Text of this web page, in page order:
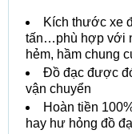
Kích thước xe
tấn…phù hợp với
hẻm, hầm chung
Đồ đạc được
vận chuyển
Hoàn tiền
hay hư hỏng đồ